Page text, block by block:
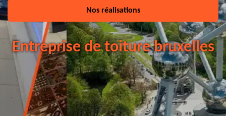
Nos réalisations
Entreprise de toiture bruxelles